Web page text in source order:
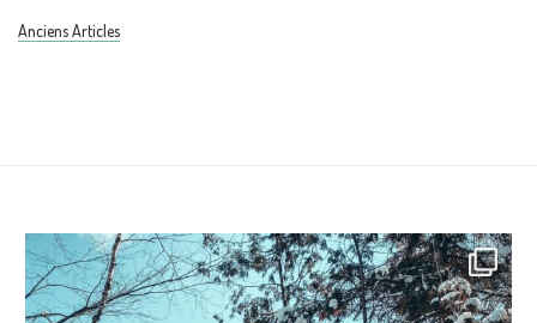
Anciens Articles